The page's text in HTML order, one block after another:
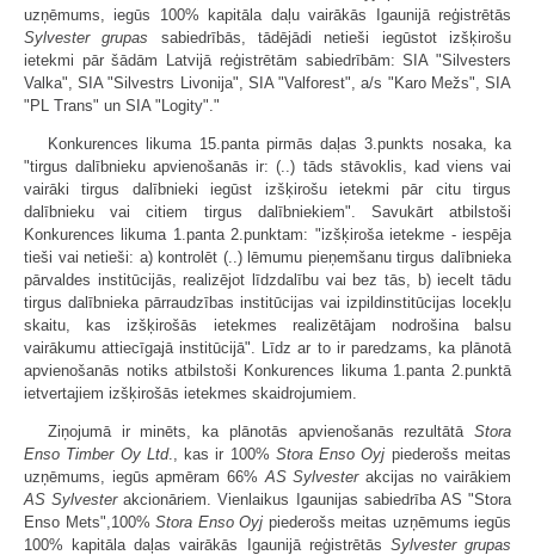
uzņēmums, iegūs 100% kapitāla daļu vairākās Igaunijā reģistrētās
Sylvester grupas sabiedrībās, tādējādi netieši iegūstot izšķirošu
ietekmi pār šādām Latvijā reģistrētām sabiedrībām: SIA "Silvesters
Valka", SIA "Silvestrs Livonija", SIA "Valforest", a/s "Karo Mežs", SIA
"PL Trans" un SIA "Logity"."
Konkurences likuma 15.panta pirmās daļas 3.punkts nosaka, ka
"tirgus dalībnieku apvienošanās ir: (..) tāds stāvoklis, kad viens vai
vairāki tirgus dalībnieki iegūst izšķirošu ietekmi pār citu tirgus
dalībnieku vai citiem tirgus dalībniekiem". Savukārt atbilstoši
Konkurences likuma 1.panta 2.punktam: "izšķiroša ietekme - iespēja
tieši vai netieši: a) kontrolēt (..) lēmumu pieņemšanu tirgus dalībnieka
pārvaldes institūcijās, realizējot līdzdalību vai bez tās, b) iecelt tādu
tirgus dalībnieka pārraudzības institūcijas vai izpildinstitūcijas locekļu
skaitu, kas izšķirošās ietekmes realizētājam nodrošina balsu
vairākumu attiecīgajā institūcijā". Līdz ar to ir paredzams, ka plānotā
apvienošanās notiks atbilstoši Konkurences likuma 1.panta 2.punktā
ietvertajiem izšķirošās ietekmes skaidrojumiem.
Ziņojumā ir minēts, ka plānotās apvienošanās rezultātā Stora
Enso Timber Oy Ltd., kas ir 100% Stora Enso Oyj piederošs meitas
uzņēmums, iegūs apmēram 66%AS Sylvesterakcijas no vairākiem
AS Sylvesterakcionāriem. Vienlaikus Igaunijas sabiedrība AS "Stora
Enso Mets",100% Stora Enso Oyj piederošs meitas uzņēmums iegūs
100% kapitāla daļas vairākās Igaunijā reģistrētās Sylvester grupas